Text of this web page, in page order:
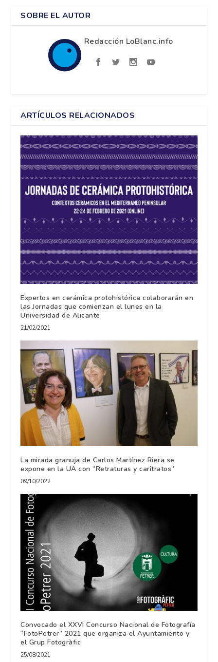
SOBRE EL AUTOR
Redacción LoBlanc.info
ARTÍCULOS RELACIONADOS
Expertos en cerámica protohistórica colaborarán en
las Jornadas que comienzan el lunes en la
Universidad de Alicante
21/02/2021
La mirada granuja de Carlos Martínez Riera se
expone en la UA con “Retraturas y caritratos”
09/10/2022
Convocado el XXVI Concurso Nacional de Fotografía
“FotoPetrer” 2021 que organiza el Ayuntamiento y
el Grup Fotogràfic
25/08/2021